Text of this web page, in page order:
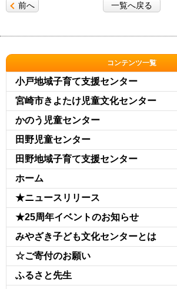
前へ 一覧へ戻る
コンテンツ一覧
小戸地域子育て支援センター
宮崎市きよたけ児童文化センター
かのう児童センター
田野児童センター
田野地域子育て支援センター
ホーム
★ニュースリリース
★25周年イベントのお知らせ
みやざき子ども文化センターとは
☆ご寄付のお願い
ふるさと先生